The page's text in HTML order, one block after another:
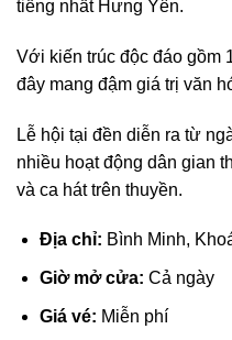
tiếng nhất Hưng Yên.
Với kiến trúc độc đáo gồm
đây mang đậm giá trị văn
Lễ hội tại đền diễn ra từ
nhiều hoạt động dân gian
và ca hát trên thuyền.
Địa chỉ: Bình Minh,
Giờ mở cửa: Cả ngày
Giá vé: Miễn phí